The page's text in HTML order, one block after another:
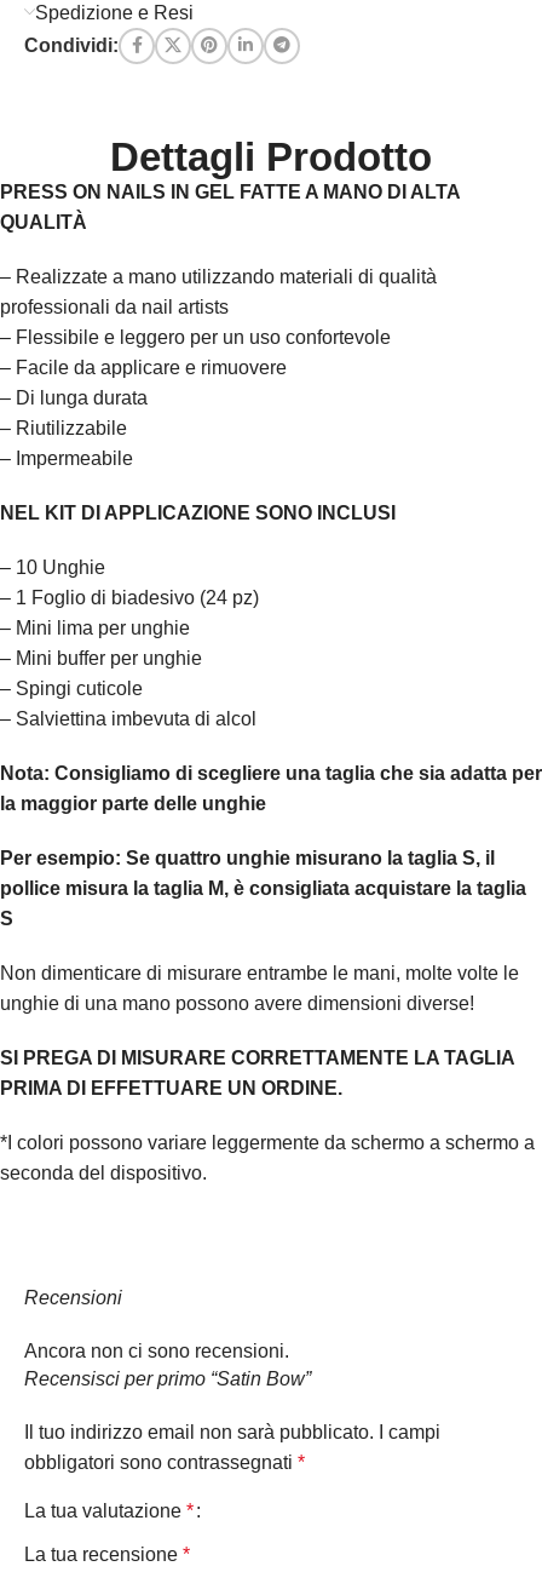
Spedizione e Resi
Condividi:
Dettagli Prodotto
PRESS ON NAILS IN GEL FATTE A MANO DI ALTA
QUALITÀ
– Realizzate a mano utilizzando materiali di qualità
professionali da nail artists
– Flessibile e leggero per un uso confortevole
– Facile da applicare e rimuovere
– Di lunga durata
– Riutilizzabile
– Impermeabile
NEL KIT DI APPLICAZIONE SONO INCLUSI
– 10 Unghie
– 1 Foglio di biadesivo (24 pz)
– Mini lima per unghie
– Mini buffer per unghie
– Spingi cuticole
– Salviettina imbevuta di alcol
Nota: Consigliamo di scegliere una taglia che sia adatta per
la maggior parte delle unghie
Per esempio: Se quattro unghie misurano la taglia S, il
pollice misura la taglia M, è consigliata acquistare la taglia
S
Non dimenticare di misurare entrambe le mani, molte volte le
unghie di una mano possono avere dimensioni diverse!
SI PREGA DI MISURARE CORRETTAMENTE LA TAGLIA
PRIMA DI EFFETTUARE UN ORDINE.
*I colori possono variare leggermente da schermo a schermo a
seconda del dispositivo.
Recensioni
Ancora non ci sono recensioni.
Recensisci per primo “Satin Bow”
Il tuo indirizzo email non sarà pubblicato.
I campi
obbligatori sono contrassegnati *
La tua valutazione *
La tua recensione *